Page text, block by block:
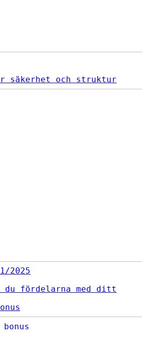
säkerhet och struktur
2025
du fördelarna med ditt